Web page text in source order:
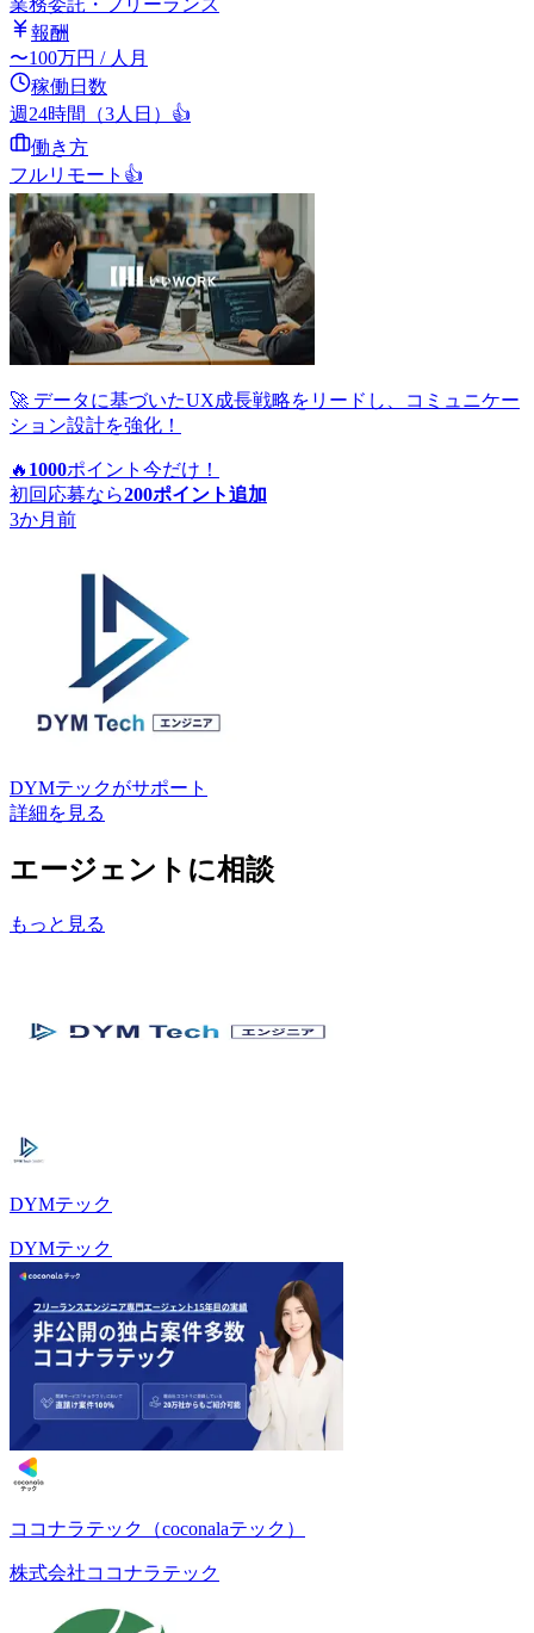
業務委託・フリーランス
報酬
〜100万円 / 人月
稼働日数
週24時間（3人日） 👍
働き方
フルリモート 👍
🚀 データに基づいたUX成長戦略をリードし、コミュニケー
ション設計を強化！
🔥 1000ポイント 今だけ！
初回応募なら200ポイント追加
3か月前
DYMテックがサポート
詳細を見る
エージェントに相談
もっと見る
DYMテック
DYMテック
ココナラテック（coconalaテック）
株式会社ココナラテック